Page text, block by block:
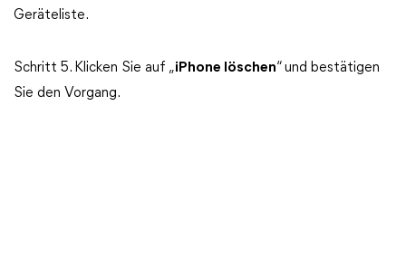
Geräteliste.
Schritt 5. Klicken Sie auf „iPhone löschen“ und bestätigen
Sie den Vorgang.